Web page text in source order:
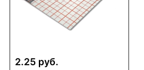
2.25 руб.